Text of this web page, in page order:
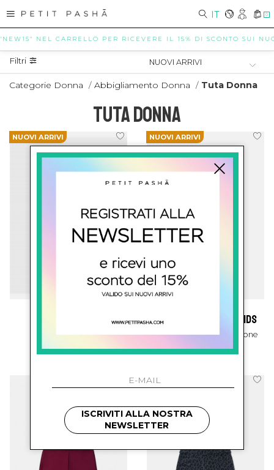
IT 0
NEL CARRELLO PER RICEVERE IL 15% DI SCONTO SUI
Filtri
Categorie Donna / Abbigliamento Donna / Tuta Donna
TUTA DONNA
NUOVI ARRIVI
Salopette Con Logo
NUOVI ARRIVI
stella mc cartney kids
Salopette Con Applicazione
ISCRIVITI ALLA NOSTRA
NEWSLETTER